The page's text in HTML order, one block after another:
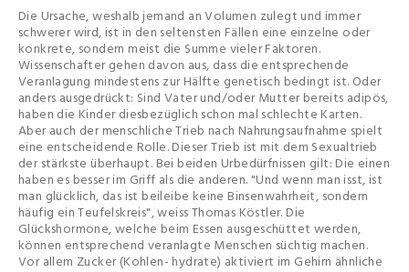
Die Ursache, weshalb jemand an Volumen zulegt und immer
schwerer wird, ist in den seltensten Fällen eine einzelne oder
konkrete, sondern meist die Summe vieler Faktoren.
Wissenschafter gehen davon aus, dass die entsprechende
Veranlagung mindestens zur Hälfte genetisch bedingt ist. Oder
anders ausgedrückt: Sind Vater und/oder Mutter bereits adipös,
haben die Kinder diesbezüglich schon mal schlechte Karten.
Aber auch der menschliche Trieb nach Nahrungsaufnahme spielt
eine entscheidende Rolle. Dieser Trieb ist mit dem Sexualtrieb
der stärkste überhaupt. Bei beiden Urbedürfnissen gilt: Die einen
haben es besser im Griff als die anderen. "Und wenn man isst, ist
man glücklich, das ist beileibe keine Binsenwahrheit, sondern
häufig ein Teufelskreis", weiss Thomas Köstler. Die
Glückshormone, welche beim Essen ausgeschüttet werden,
können entsprechend veranlagte Menschen süchtig machen.
Vor allem Zucker (Kohlen- hydrate) aktiviert im Gehirn ähnliche